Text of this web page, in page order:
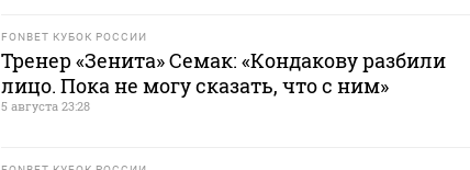
FONBET КУБОК РОССИИ
Тренер «Зенита» Семак: «Кондакову разбили
лицо. Пока не могу сказать, что с ним»
5 августа 23:28